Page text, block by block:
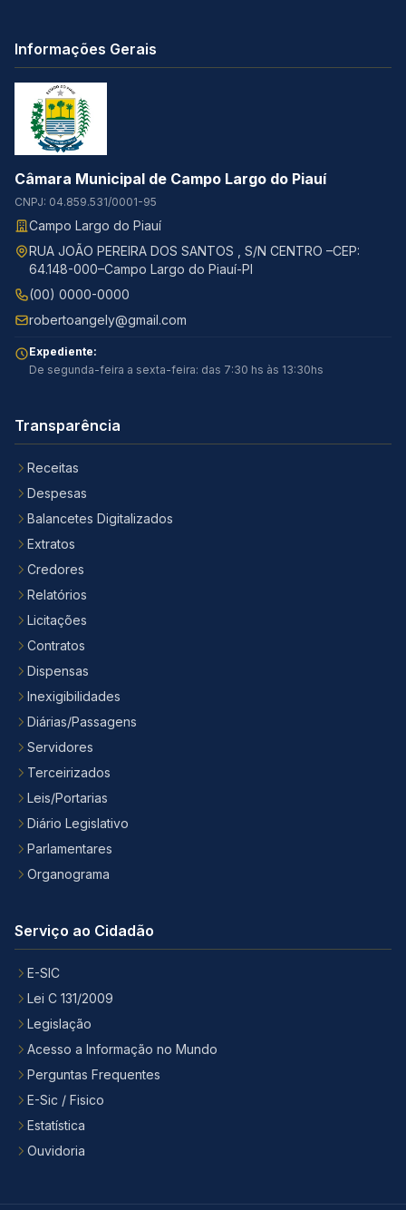
Informações Gerais
Câmara Municipal de Campo Largo do Piauí
CNPJ: 04.859.531/0001-95
Campo Largo do Piauí
RUA JOÃO PEREIRA DOS SANTOS , S/N CENTRO –CEP:
64.148-000–Campo Largo do Piauí-PI
(00) 0000-0000
robertoangely@gmail.com
Expediente:
De segunda-feira a sexta-feira: das 7:30 hs às 13:30hs
Transparência
Receitas
Despesas
Balancetes Digitalizados
Extratos
Credores
Relatórios
Licitações
Contratos
Dispensas
Inexigibilidades
Diárias/Passagens
Servidores
Terceirizados
Leis/Portarias
Diário Legislativo
Parlamentares
Organograma
Serviço ao Cidadão
E-SIC
Lei C 131/2009
Legislação
Acesso a Informação no Mundo
Perguntas Frequentes
E-Sic / Fisico
Estatística
Ouvidoria